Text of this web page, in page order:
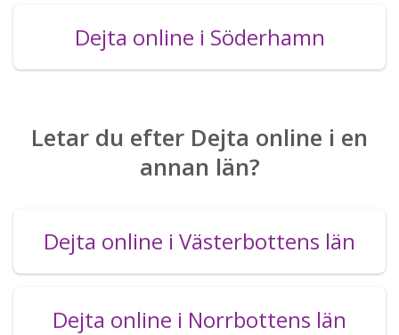
Dejta online i Söderhamn
Letar du efter Dejta online i en
annan län?
Dejta online i Västerbottens län
Dejta online i Norrbottens län